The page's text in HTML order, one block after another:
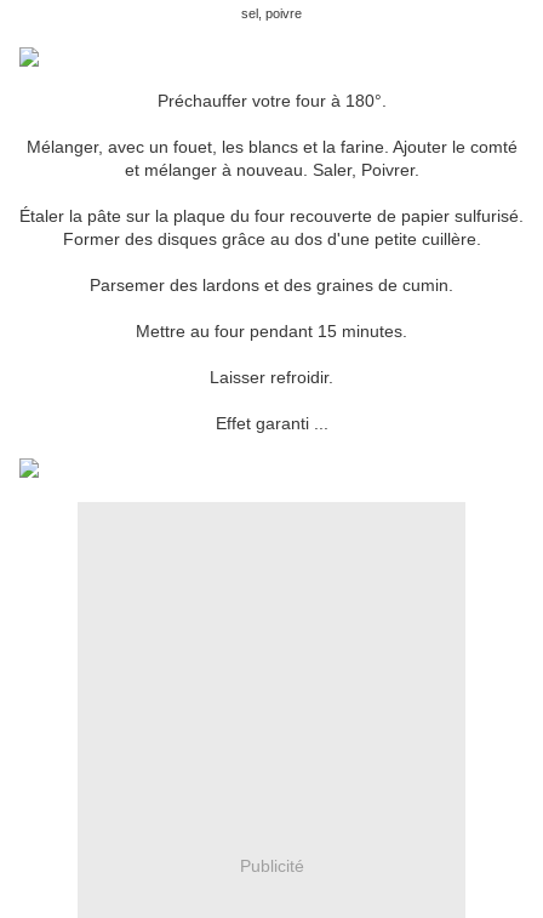
sel, poivre
Préchauffer votre four à 180°.
Mélanger, avec un fouet, les blancs et la farine. Ajouter le comté
et mélanger à nouveau. Saler, Poivrer.
Étaler la pâte sur la plaque du four recouverte de papier sulfurisé.
Former des disques grâce au dos d'une petite cuillère.
Parsemer des lardons et des graines de cumin.
Mettre au four pendant 15 minutes.
Laisser refroidir.
Effet garanti ...
Publicité